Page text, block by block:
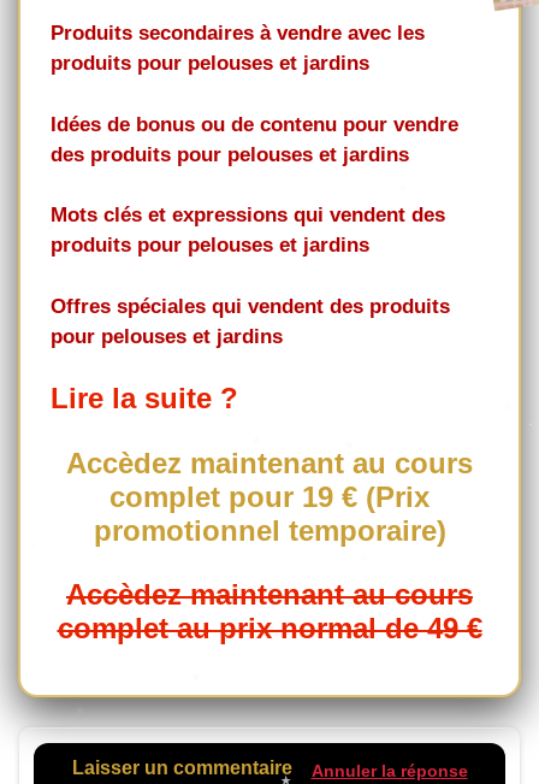
Produits secondaires à vendre avec les
produits pour pelouses et jardins
Idées de bonus ou de contenu pour vendre
des produits pour pelouses et jardins
Mots clés et expressions qui vendent des
produits pour pelouses et jardins
Offres spéciales qui vendent des produits
pour pelouses et jardins
Lire la suite ?
Accèdez maintenant au cours
complet pour 19 € (Prix
promotionnel temporaire)
Accèdez maintenant au cours
complet au prix normal de 49 €
Laisser un commentaire Annuler la réponse